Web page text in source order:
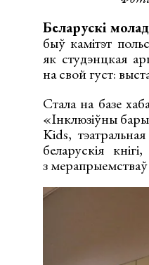
Беларускі
быў камітэт
як студэнцкая
на свой густ:
Стала на базе
«Інклюзіўны
Kids,
беларускія
з